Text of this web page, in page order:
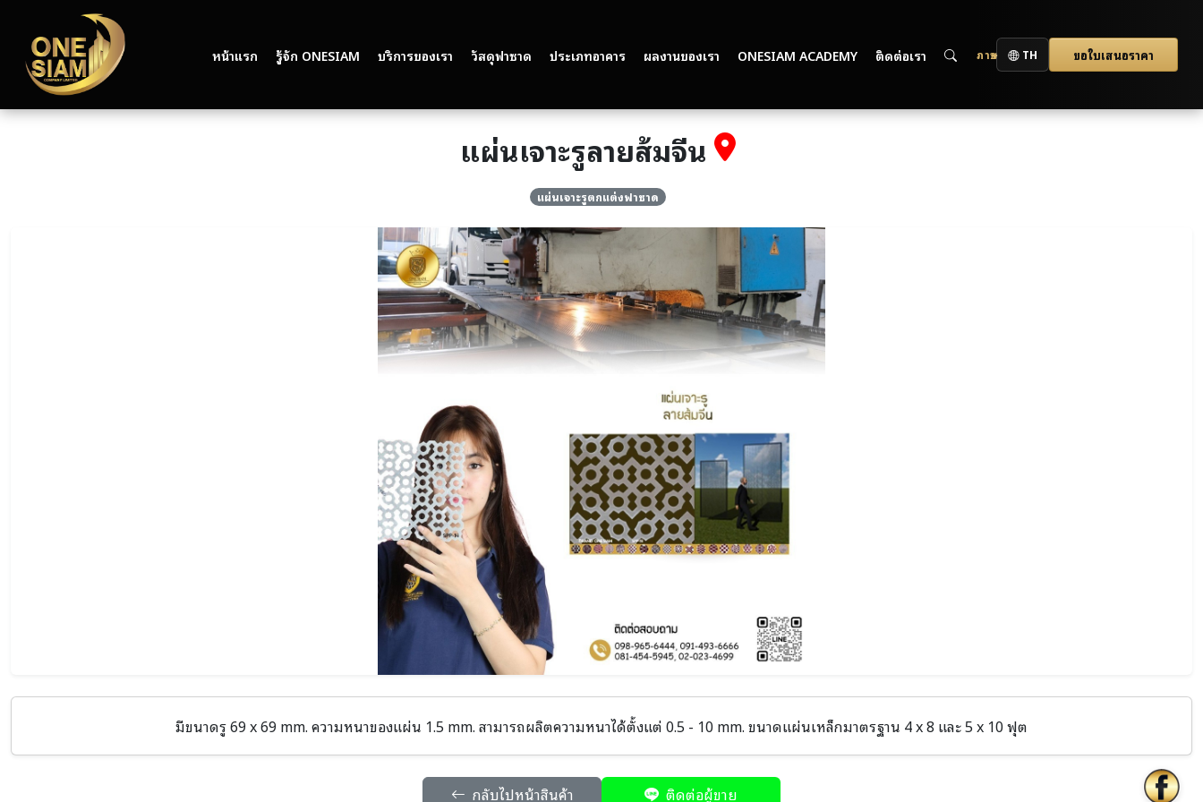
หน้าแรก รู้จัก ONESIAM บริการของเรา วัสดุฟาซาด ประเภทอาคาร ผลงานของเรา ONESIAM ACADEMY ติดต่อเรา ภาษา TH ขอใบเสนอราคา
แผ่นเจาะรูลายส้มจีน
แผ่นเจาะรูตกแต่งฟาซาด
มีขนาดรู 69 x 69 mm. ความหนาของแผ่น 1.5 mm. สามารถผลิตความหนาได้ตั้งแต่ 0.5 - 10 mm. ขนาดแผ่นเหล็กมาตรฐาน 4 x 8 และ 5 x 10 ฟุต
กลับไปหน้าสินค้า ติดต่อผู้ขาย